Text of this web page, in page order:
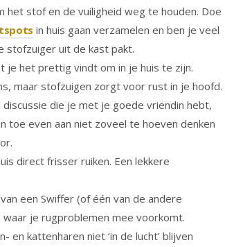
stof en de vuiligheid weg te houden. Doe
in huis gaan verzamelen en ben je veel
stofzuiger uit de kast pakt.
je het prettig vindt om in je huis te zijn.
maar stofzuigen zorgt voor rust in je hoofd.
die je met je goede vriendin hebt,
toe even aan niet zoveel te hoeven denken
direct frisser ruiken. Een lekkere
een Swiffer (of één van de andere
je rugproblemen mee voorkomt.
kattenharen niet ‘in de lucht’ blijven